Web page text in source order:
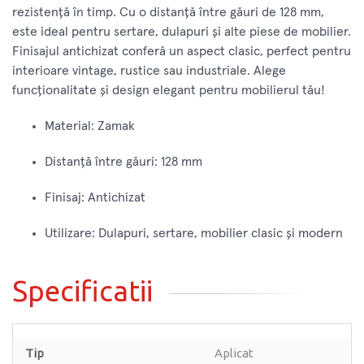
rezistență în timp. Cu o distanță între găuri de 128 mm,
este ideal pentru sertare, dulapuri și alte piese de mobilier.
Finisajul antichizat conferă un aspect clasic, perfect pentru
interioare vintage, rustice sau industriale. Alege
funcționalitate și design elegant pentru mobilierul tău!
Material: Zamak
Distanță între găuri: 128 mm
Finisaj: Antichizat
Utilizare: Dulapuri, sertare, mobilier clasic și modern
Specificatii
Tip
Aplicat